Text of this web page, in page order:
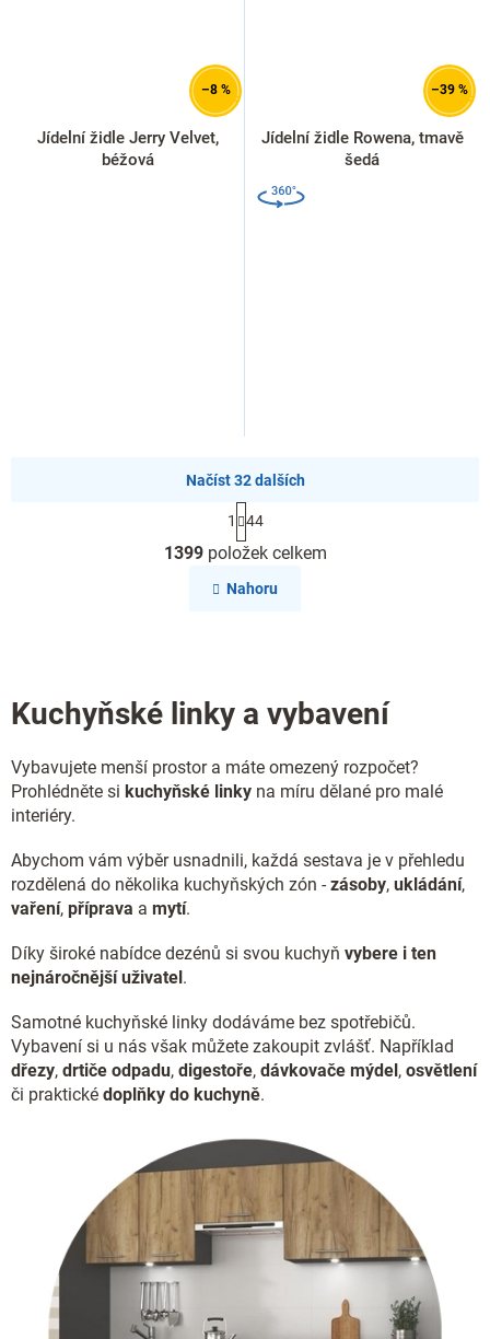
–8 %
Jídelní židle Jerry Velvet,
béžová
–39 %
Jídelní židle Rowena, tmavě
šedá
O
v
l
p
r
k
y
p
i
s
Načíst 32 dalších
S
t
r
á
n
1 44
1399položek celkem
Nahoru
Kuchyňské linky a vybavení
Vybavujete menší prostor a máte omezený rozpočet?
Prohlédněte si kuchyňské linky na míru dělané pro malé
interiéry.
Abychom vám výběr usnadnili, každá sestava je v přehledu
rozdělená do několika kuchyňských zón - zásoby, ukládání,
vaření, příprava a mytí.
Díky široké nabídce dezénů si svou kuchyň vybere i ten
nejnáročnější uživatel.
Samotné kuchyňské linky dodáváme bez spotřebičů.
Vybavení si u nás však můžete zakoupit zvlášť. Například
dřezy, drtiče odpadu, digestoře, dávkovače mýdel, osvětlení
či praktické doplňky do kuchyně.